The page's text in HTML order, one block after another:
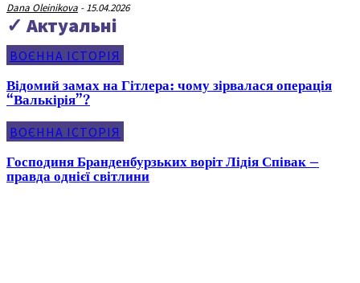
Dana Oleinikova - 15.04.2026
✓ Актуальні
ВОЄННА ІСТОРІЯ
Відомий замах на Гітлера: чому зірвалася операція
“Валькірія”?
ВОЄННА ІСТОРІЯ
Господиня Бранденбурзьких воріт Лідія Співак –
правда однієї світлини